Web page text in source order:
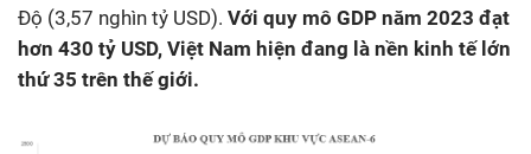
Độ (3,57 nghìn tỷ USD). Với quy mô GDP năm 2023 đạt
hơn 430 tỷ USD, Việt Nam hiện đang là nền kinh tế lớn
thứ 35 trên thế giới.